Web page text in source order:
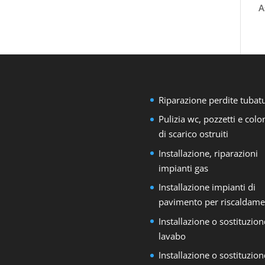
Riparazione perdite
Pulizia wc, pozzetti e
di scarico ostruiti
Installazione, riparazioni
impianti gas
Installazione impianti di
pavimento per
Installazione o
lavabo
Installazione o